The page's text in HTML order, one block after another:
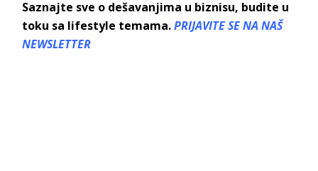
Saznajte sve o dešavanjima u biznisu, budite u
toku sa lifestyle temama.PRIJAVITE SE NA NAŠ
NEWSLETTER